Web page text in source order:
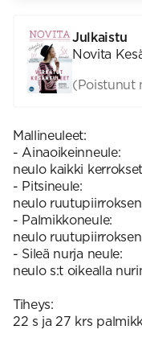
Julkaistu
Novita
(Poistunut
Mallineuleet:
- Ainaoikeinneule:
neulo kaikki
- Pitsineule:
neulo
- Palmikkoneule:
neulo
- Sileä nurja neule:
neulo s:t oikealla
Tiheys:
22 s ja 27 krs